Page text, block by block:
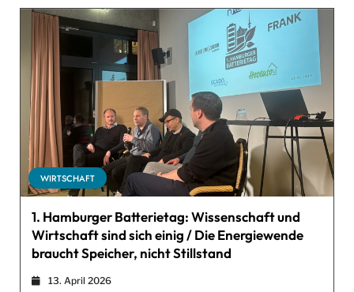
WIRTSCHAFT
1. Hamburger Batterietag: Wissenschaft und
Wirtschaft sind sich einig / Die Energiewende
braucht Speicher, nicht Stillstand
13. April 2026